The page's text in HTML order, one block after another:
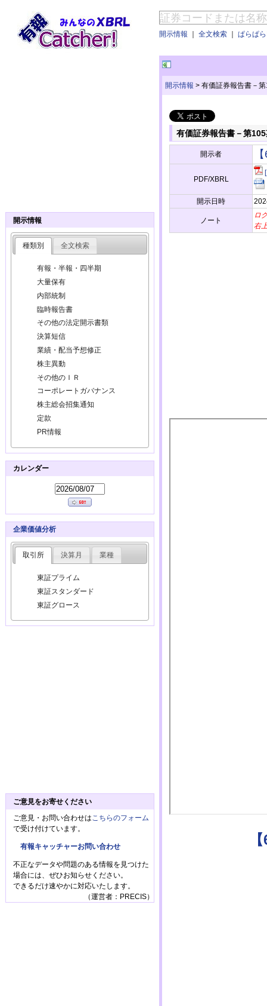
開示情報 ｜ 全文検索 ｜ ぱらぱ
開示情報 > 有価証券報告書－
有価証券報告書－第
開示者
PDF/XBRL
開示日時
ノート
ロ
右
開示情報
種類別 全文検索
有報・半報・四半期
大量保有
内部統制
臨時報告書
その他の法定開示書類
決算短信
業績・配当予想修正
株主異動
その他のＩＲ
コーポレートガバナンス
株主総会招集通知
定款
PR情報
カレンダー
企業価値分析
取引所 決算月 業種
東証プライム
東証スタンダード
東証グロース
ご意見をお寄せください
ご意見・お問い合わせは こちらのフォーム
で受け付けています。
有報キャッチャーお問い合わせ
不正なデータや問題のある情報を見つけた
場合には、ぜひお知らせください。
できるだけ速やかに対応いたします。
（運営者：PRECIS）